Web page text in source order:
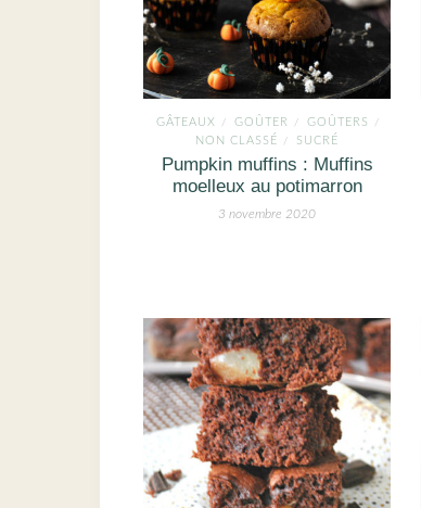
GÂTEAUX / GOÛTER / GOÛTERS /
NON CLASSÉ / SUCRÉ
Pumpkin muffins : Muffins
moelleux au potimarron
3 novembre 2020